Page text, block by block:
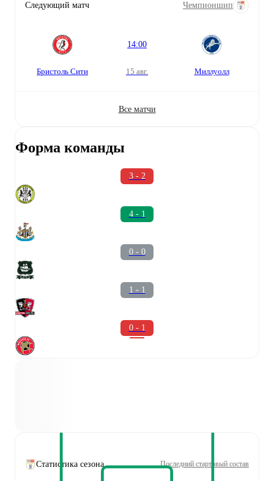
Следующий матч Чемпионшип
Бристоль Сити
14:00
15 авг. Миллуолл
Все матчи
Форма команды
3 - 2
4 - 1
0 - 0
1 - 1
0 - 1
Статистика сезона Последний стартовый состав